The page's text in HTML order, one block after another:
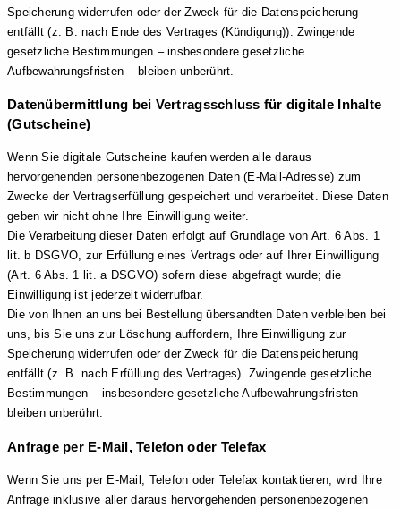
Speicherung widerrufen oder der Zweck für die Datenspeicherung
entfällt (z. B. nach Ende des Vertrages (Kündigung)). Zwingende
gesetzliche Bestimmungen – insbesondere gesetzliche
Aufbewahrungsfristen – bleiben unberührt.
Datenübermittlung bei Vertragsschluss für digitale Inhalte
(Gutscheine)
Wenn Sie digitale Gutscheine kaufen werden alle daraus
hervorgehenden personenbezogenen Daten (E-Mail-Adresse) zum
Zwecke der Vertragserfüllung gespeichert und verarbeitet. Diese Daten
geben wir nicht ohne Ihre Einwilligung weiter.
Die Verarbeitung dieser Daten erfolgt auf Grundlage von Art. 6 Abs. 1
lit. b DSGVO, zur Erfüllung eines Vertrags oder auf Ihrer Einwilligung
(Art. 6 Abs. 1 lit. a DSGVO) sofern diese abgefragt wurde; die
Einwilligung ist jederzeit widerrufbar.
Die von Ihnen an uns bei Bestellung übersandten Daten verbleiben bei
uns, bis Sie uns zur Löschung auffordern, Ihre Einwilligung zur
Speicherung widerrufen oder der Zweck für die Datenspeicherung
entfällt (z. B. nach Erfüllung des Vertrages). Zwingende gesetzliche
Bestimmungen – insbesondere gesetzliche Aufbewahrungsfristen –
bleiben unberührt.
Anfrage per E-Mail, Telefon oder Telefax
Wenn Sie uns per E-Mail, Telefon oder Telefax kontaktieren, wird Ihre
Anfrage inklusive aller daraus hervorgehenden personenbezogenen